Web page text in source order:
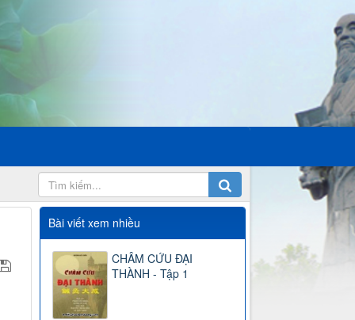
Bài viết xem nhiều
CHÂM CỨU ĐẠI
THÀNH - Tập 1